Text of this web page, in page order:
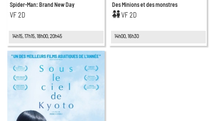
Spider-Man: Brand New Day
VF 2D
14h15, 17h15, 18h00, 20h45
Des Minions et des monstres
VF 2D
14h00, 16h30